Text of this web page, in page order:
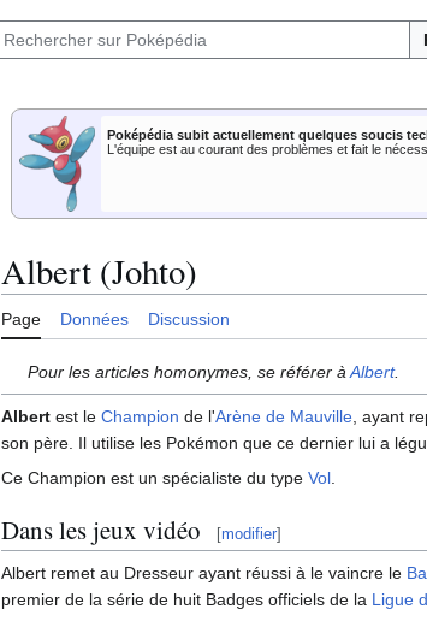
Poképédia subit actuellement quelques soucis
L'équipe est au courant des problèmes et fait le
Albert (Johto)
Page Données Discussion
Pour les articles homonymes, se référer àAlbert.
Albert est le Champion de l'Arène de Mauville , ayant
son père. Il utilise les Pokémon que ce dernier lui a
Ce Champion est un spécialiste du type Vol
Dans les jeux vidéo [modifier]
Albert remet au Dresseur ayant réussi à le vaincre le
premier de la série de huit Badges officiels de la Ligue